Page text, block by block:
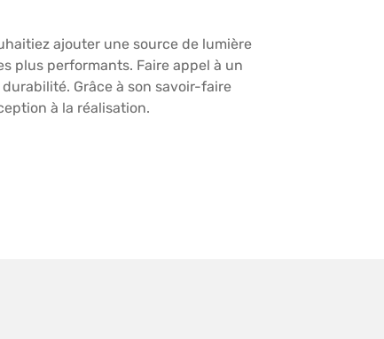
ajouter une source de lumière
plus performants. Faire appel à un
Grâce à son savoir-faire
à la réalisation.